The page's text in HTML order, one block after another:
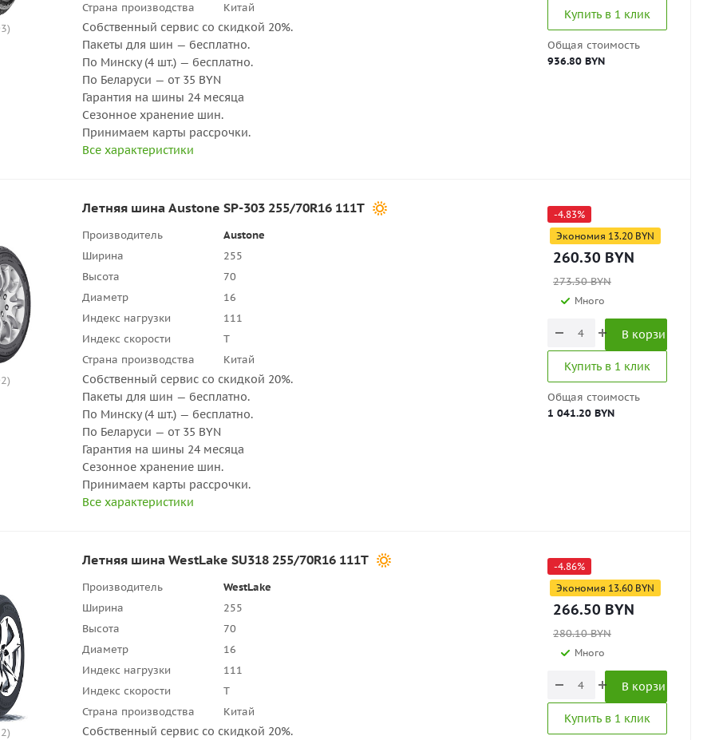
Страна производства
Китай
Собственный сервис со скидкой 20%.
Пакеты для шин — бесплатно.
По Минску (4 шт.) — бесплатно.
По Беларуси — от 35 BYN
Гарантия на шины 24 месяца
Сезонное хранение шин.
Принимаем карты рассрочки.
Все характеристики
Купить в 1 клик
Общая стоимость
936.80 BYN
Летняя шина Austone SP-303 255/70R16 111T
Производитель
Austone
Ширина
255
Высота
70
Диаметр
16
Индекс нагрузки
111
Индекс скорости
T
Страна производства
Китай
Собственный сервис со скидкой 20%.
Пакеты для шин — бесплатно.
По Минску (4 шт.) — бесплатно.
По Беларуси — от 35 BYN
Гарантия на шины 24 месяца
Сезонное хранение шин.
Принимаем карты рассрочки.
Все характеристики
-4.83%
Экономия 13.20 BYN
260.30 BYN
273.50BYN
Много
В корзину
Купить в 1 клик
Общая стоимость
1 041.20 BYN
Летняя шина WestLake SU318 255/70R16 111T
Производитель
WestLake
Ширина
255
Высота
70
Диаметр
16
Индекс нагрузки
111
Индекс скорости
T
Страна производства
Китай
Собственный сервис со скидкой 20%.
-4.86%
Экономия 13.60 BYN
266.50 BYN
280.10BYN
Много
В корзину
Купить в 1 клик